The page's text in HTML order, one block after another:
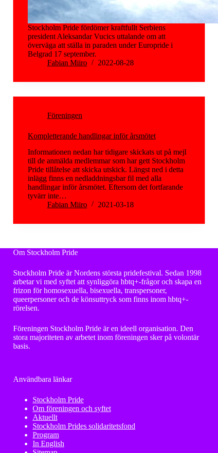
Stockholm Pride fördömer kraftfullt Serbiens
president Aleksandar Vucics uttalande om att
överväga att ställa in paraden under Europride i
Belgrad 17 september.
Fabian Miiro
2022-08-28
Föreningen
Kompletterande handlingar inför årsmötet
Informationen nedan har tidigare skickats ut på mejl
till de anmälda medlemmar som har gett Stockholm
Pride tillåtelse att skicka utskick. Längst ned i detta
inlägg finns en nedladdningsbar fil med alla
handlingar inför årsmötet. Eftersom det fortfarande
tyvärr inte…
Fabian Miiro
2021-03-18
Om Stockholm Pride
Stockholm Pride är Nordens största pridefestival. Sedan 1998
arbetar vi med syftet att synliggöra hbtq+-frågor och skapa en
frizon för homosexuella, bisexuella, transpersoner,
queerpersoner och de könsuttryck som finns inom hbtq+-
rörelsen.
Föreningen Stockholm Pride är en ideell organisation. Den
stora majoriteten av arbetet inom föreningen sker på volontär
basis.
Användbara länkar
Stockholm Pride
Om föreningen och syftet
Aktuellt
Stockholm Prides solidaritetsfond
Program
In English